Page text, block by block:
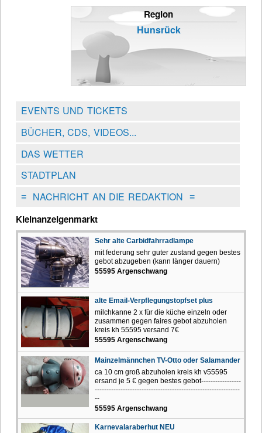
Region
Hunsrück
EVENTS UND TICKETS
BÜCHER, CDS, VIDEOS...
DAS WETTER
STADTPLAN
≡NACHRICHT AN DIE REDAKTION ≡
Kleinanzeigenmarkt
Sehr alte Carbidfahrradlampe
mit federung sehr guter zustand gegen bestes
gebot abzugeben (kann länger dauern)
55595 Argenschwang
alte Email-Verpflegungstopfset plus
milchkanne 2 x für die küche einzeln oder
zusammen gegen faires gebot abzuholen
kreis kh 55595 versand 7€
55595 Argenschwang
Mainzelmännchen TV-Otto oder Salamander
ca 10 cm groß abzuholen kreis kh v55595
ersand je 5 € gegen bestes gebot-----------------
--------------------------------------------------------------
--
55595 Argenschwang
Karnevalaraberhut NEU